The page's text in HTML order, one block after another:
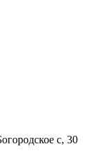
с, 30